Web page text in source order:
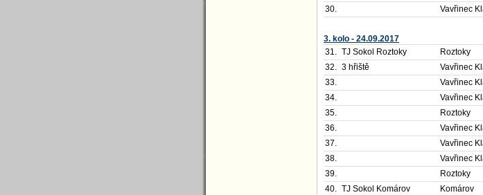
30.
Vavřinec
3. kolo - 24.09.2017
31. TJ Sokol Roztoky Roztoky
32. 3 hřiště Vavřinec
33.
Vavřinec
34.
Vavřinec
35.
Roztoky
36.
Vavřinec
37.
Vavřinec
38.
Vavřinec
39.
Roztoky
40. TJ Sokol Komárov Komárov